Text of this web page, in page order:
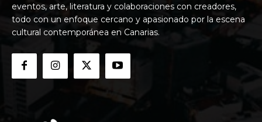
eventos, arte, literatura y colaboraciones con creadores,
todo con un enfoque cercano y apasionado por la escena
cultural contemporánea en Canarias.